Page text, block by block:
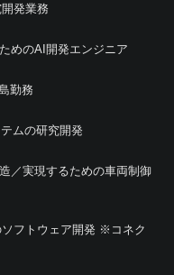
開発業務
めのAI開発エンジニア
勤務
ムの研究開発
／実現するための車両制御
ソフトウェア開発 ※コネク